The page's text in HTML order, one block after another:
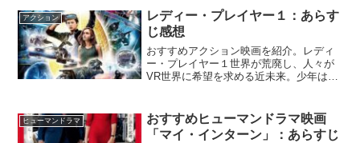
アクション
レディー・プレイヤー１：あらす
じ感想
おすすめアクション映画を紹介。レディ
ー・プレイヤー１世界が荒廃し、人々が
VR世界に希望を求める近未来。少年は、
つかむのは一体誰だ⁉『レディー・プレイ
ヤー１』Netfl...
ヒューマンドラマ
おすすめヒューマンドラマ映画
「マイ・インターン」：あらすじ